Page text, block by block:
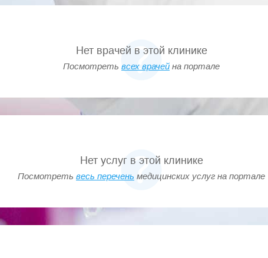
Нет врачей в этой клинике
Посмотреть всех врачей на портале
Нет услуг в этой клинике
Посмотреть весь перечень медицинских услуг на портале